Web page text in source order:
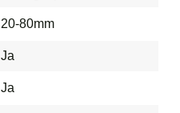
20-80mm
Ja
Ja